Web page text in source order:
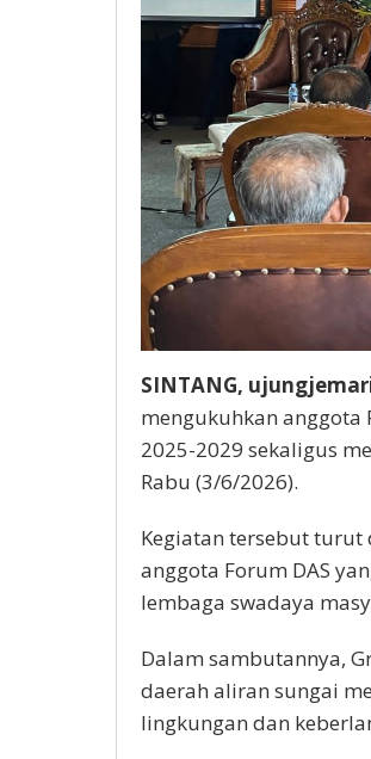
SINTANG,
mengukuhkan anggota
2025-2029 sekaligus
Rabu (3/6/2026).
Kegiatan tersebut turut
anggota Forum DAS
lembaga swadaya
Dalam sambutannya,
daerah aliran sungai
lingkungan dan